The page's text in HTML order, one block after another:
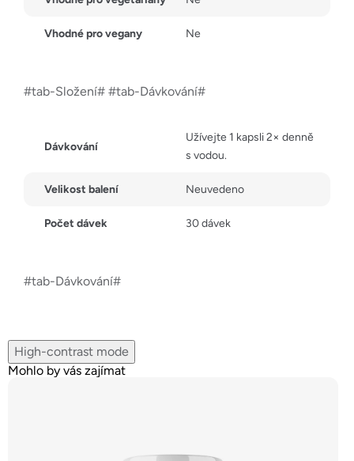
Vhodné pro vegany Ne
#tab-Složení# #tab-Dávkování#
Dávkování
Užívejte 1 kapsli 2× denně
s vodou.
Velikost balení Neuvedeno
Počet dávek 30 dávek
#tab-Dávkování#
High-contrast mode
Mohlo by vás zajímat